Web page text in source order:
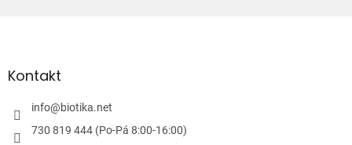
aKontakt
info@biotika.net
730 819 444 (Po-Pá 8:00-16:00)